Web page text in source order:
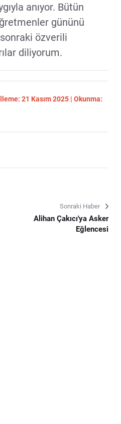
anıyor. Bütün
gününü
özverili
diliyorum.
21 Kasım 2025 | Okunma:
Sonraki Haber
Alihan Çakıcı'ya Asker
Eğlencesi